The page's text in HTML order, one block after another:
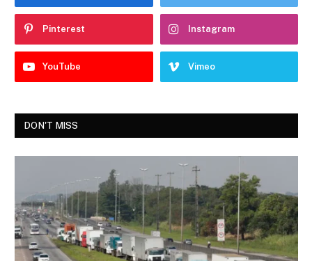
Pinterest Instagram
YouTube Vimeo
DON'T MISS